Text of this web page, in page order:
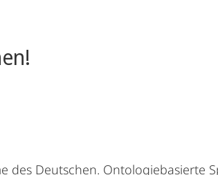
Deutschen. Ontologiebasierte